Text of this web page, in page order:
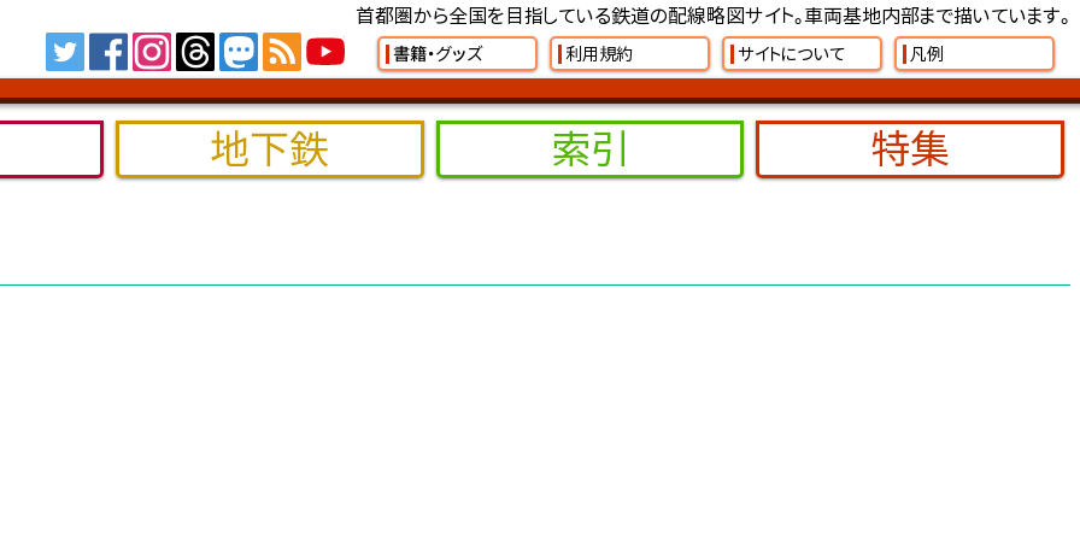
首都圏から全国を目指している鉄道の配線略図サイト。車両基地内部まで描いています。
書籍・グッズ 利用規約 サイトについて 凡例
Tw FB IG TH MS RSS
地下鉄 索引 特集